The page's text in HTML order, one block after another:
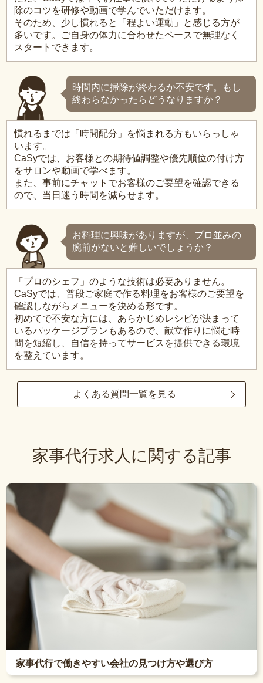
除のコツを研修や動画で学んでいただけます。
そのため、少し慣れると「程よい運動」と感じる方が
多いです。ご自身の体力に合わせたペースで無理なく
スタートできます。
時間内に掃除が終わるか不安です。もし
終わらなかったらどうなりますか？
慣れるまでは「時間配分」を悩まれる方もいらっしゃ
います。
CaSyでは、お客様との期待値調整や優先順位の付け方
をサロンや動画で学べます。
また、事前にチャットでお客様のご要望を確認できる
ので、当日迷う時間を減らせます。
お料理に興味がありますが、プロ並みの
腕前がないと難しいでしょうか？
「プロのシェフ」のような技術は必要ありません。
CaSyでは、普段ご家庭で作る料理をお客様のご要望を
確認しながらメニューを決める形です。
初めてで不安な方には、あらかじめレシピが決まって
いるパッケージプランもあるので、献立作りに悩む時
間を短縮し、自信を持ってサービスを提供できる環境
を整えています。
よくある質問一覧を見る
家事代行求人に関する記事
家事代行で働きやすい会社の見つけ方や選び方